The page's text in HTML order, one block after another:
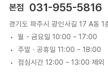
본점
031-955-5816
경기도 파주시 광인사길 17 A동 1
월 - 금요일 10:00 ~ 17:00
주말 · 공휴일 11:00 ~ 18:00
점심시간 12:00 ~ 13:00 제외